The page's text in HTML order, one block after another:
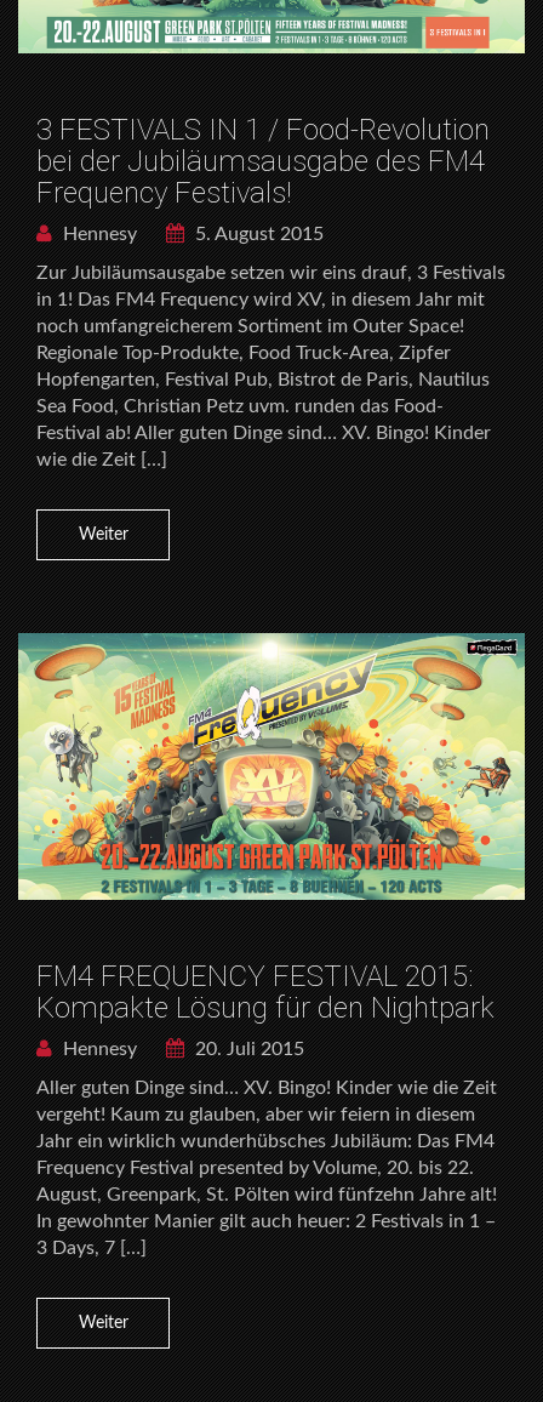
3 FESTIVALS IN 1 / Food-Revolution
bei der Jubiläumsausgabe des FM4
Frequency Festivals!
Hennesy
5. August 2015
Zur Jubiläumsausgabe setzen wir eins drauf, 3 Festivals
in 1! Das FM4 Frequency wird XV, in diesem Jahr mit
noch umfangreicherem Sortiment im Outer Space!
Regionale Top-Produkte, Food Truck-Area, Zipfer
Hopfengarten, Festival Pub, Bistrot de Paris, Nautilus
Sea Food, Christian Petz uvm. runden das Food-
Festival ab! Aller guten Dinge sind… XV. Bingo! Kinder
wie die Zeit […]
Weiter
FM4 FREQUENCY FESTIVAL 2015:
Kompakte Lösung für den Nightpark
Hennesy
20. Juli 2015
Aller guten Dinge sind… XV. Bingo! Kinder wie die Zeit
vergeht! Kaum zu glauben, aber wir feiern in diesem
Jahr ein wirklich wunderhübsches Jubiläum: Das FM4
Frequency Festival presented by Volume, 20. bis 22.
August, Greenpark, St. Pölten wird fünfzehn Jahre alt!
In gewohnter Manier gilt auch heuer: 2 Festivals in 1 –
3 Days, 7 […]
Weiter